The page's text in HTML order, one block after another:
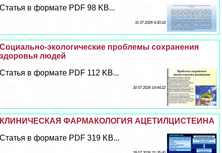
Статья в формате PDF 98 KB...
31 07 2026 4:30:18
Социально-экологические проблемы сохранения
здоровья людей
Статья в формате PDF 112 KB...
30 07 2026 14:44:22
КЛИНИЧЕСКАЯ ФАРМАКОЛОГИЯ АЦЕТИЛЦИСТЕИНА
Статья в формате PDF 319 KB...